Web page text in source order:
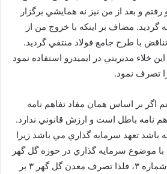
رفتم و بعد از من نيز نه همايشي برگزار
گرديد. مضاف بر اينکه با خروج من از
تناقض با طرح جامع فولاد منتفي گرديد.
خلاء مديريتي در ايميدرو استفاده نمود
بر اساس همان مفاد تفاهم نامه
نامه باطل است و ارزش قانوني ندارد.
باشد تعهد سرمايه گذاري مي باشد زيرا
با موضوع سرمايه گذاري در حوزه گل گهر
مي باشد نه تحويل معدن شماره ۳، فلذا تصرف معدن گل گهر ۳ بر